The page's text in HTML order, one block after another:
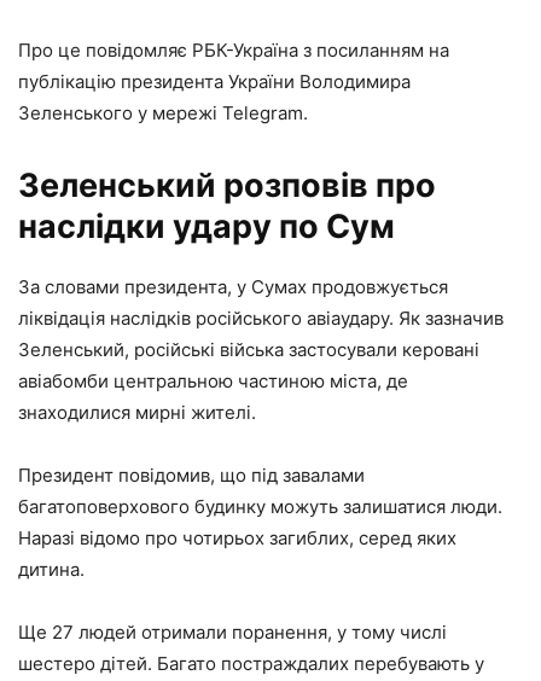
Про це повідомляє РБК-Україна з посиланням на
публікацію президента України Володимира
Зеленського у мережі Telegram.
Зеленський розповів про
наслідки удару по Сум
За словами президента, у Сумах продовжується
ліквідація наслідків російського авіаудару. Як зазначив
Зеленський, російські війська застосували керовані
авіабомби центральною частиною міста, де
знаходилися мирні жителі.
Президент повідомив, що під завалами
багатоповерхового будинку можуть залишатися люди.
Наразі відомо про чотирьох загиблих, серед яких
дитина.
Ще 27 людей отримали поранення, у тому числі
шестеро дітей. Багато постраждалих перебувають у